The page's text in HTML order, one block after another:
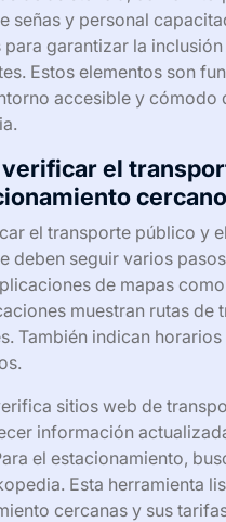
señas y personal
para garantizar la
Estos elementos son
accesible y cómodo
verificar el
el transporte público y
deben seguir varios
de mapas
muestran rutas de
También indican
sitios web de
información
el estacionamiento,
Esta herramienta
cercanas y sus